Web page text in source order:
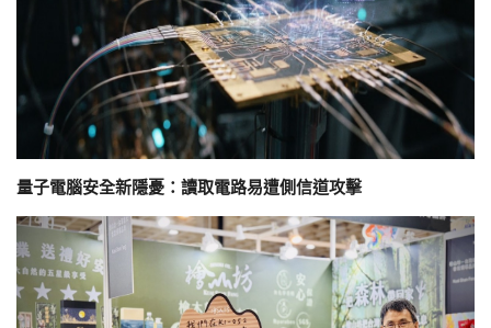
量子電腦安全新隱憂：讀取電路易遭側信道攻擊